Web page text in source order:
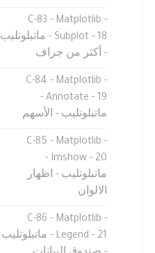
C-83 - Matplotlib -
Subplot - 18 - ماتبلوتليب
- أكثر من جراف
C-84 - Matplotlib -
Annotate - 19 -
ماتبلوتليب - الأسهم
C-85 - Matplotlib -
Imshow - 20 -
ماتبلوتليب - اظهار
الالوان
C-86 - Matplotlib -
Legend - 21 - ماتبلوتليب